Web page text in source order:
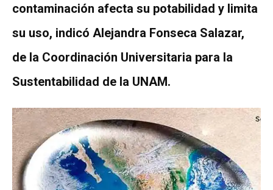
contaminación afecta su potabilidad y limita
su uso, indicó Alejandra Fonseca Salazar,
de la Coordinación Universitaria para la
Sustentabilidad de la UNAM.